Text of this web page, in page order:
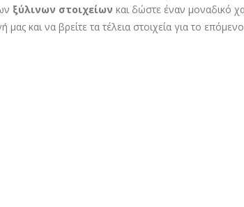
ξύλινων στοιχείων και δώστε έναν μοναδικό
μας και να βρείτε τα τέλεια στοιχεία για το